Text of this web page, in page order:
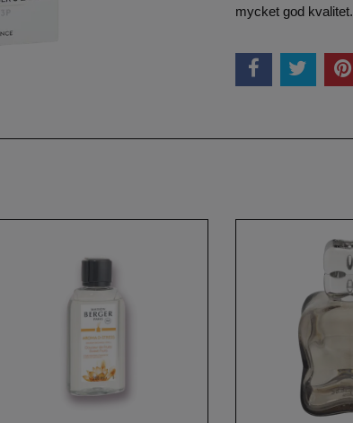
mycket god kvalitet.